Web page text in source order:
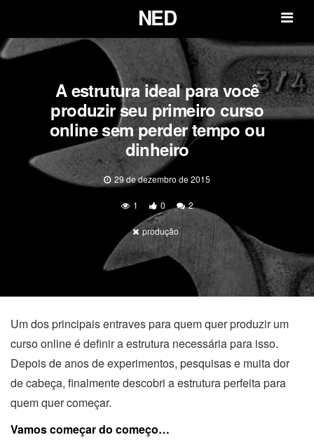
NED
A estrutura ideal para você
produzir seu primeiro curso
online sem perder tempo ou
dinheiro
29 de dezembro de 2015
1 0 2
produção
Um dos principais entraves para quem quer produzir um
curso online é definir a estrutura necessária para isso.
Depois de anos de experimentos, pesquisas e muita dor
de cabeça, finalmente descobri a estrutura perfeita para
quem quer começar.
Vamos começar do começo…